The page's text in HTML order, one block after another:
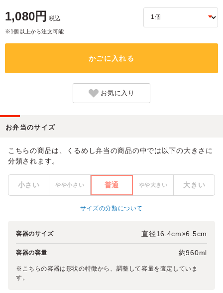
1,080円 税込
※1個以上から注文可能
かごに入れる
お気に入り
お弁当のサイズ
こちらの商品は、くるめし弁当の商品の中では以下の大きさに
分類されます。
小さい やや小さい 普通 やや大きい 大きい
サイズの分類について
容器のサイズ 直径16.4cm×6.5cm
容器の容量 約960ml
※こちらの容器は形状の特徴から、調整して容量を査定していま
す。